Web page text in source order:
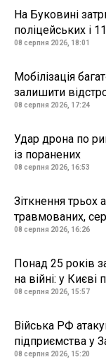
На Буковині
поліцейських і
08 серпня 2026, 18:01
Мобілізація
залишити
08 серпня 2026, 17:24
Удар дрона по
із поранених
08 серпня 2026, 16:53
Зіткнення
травмованих,
08 серпня 2026, 16:26
Понад 25 років
на війні: у
08 серпня 2026, 15:57
Війська РФ
підприємства у
08 серпня 2026, 15:20